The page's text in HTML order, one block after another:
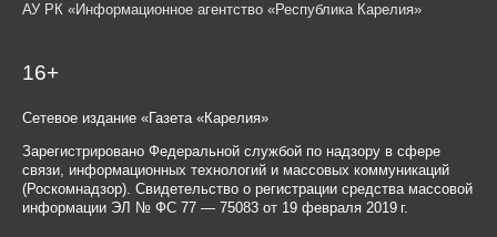
АУ РК «Информационное агентство «Республика Карелия»
16+
Сетевое издание «Газета «Карелия»
Зарегистрировано Федеральной службой по надзору в сфере
связи, информационных технологий и массовых коммуникаций
(Роскомнадзор). Свидетельство о регистрации средства массовой
информации ЭЛ № ФС 77 — 75083 от 19 февраля 2019 г.